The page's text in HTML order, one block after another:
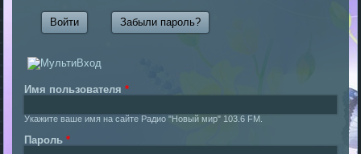
Войти (активная вкладка)
Забыли пароль?
Имя пользователя*
Укажите ваше имя на сайте Радио "Новый мир" 103.6 FM.
Пароль*